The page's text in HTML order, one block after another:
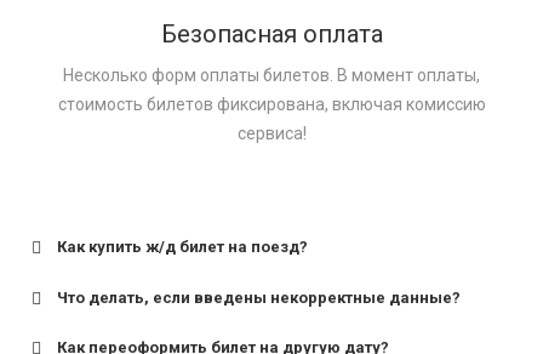
Безопасная оплата
Несколько форм оплаты билетов. В момент оплаты,
стоимость билетов фиксирована, включая комиссию
сервиса!
Как купить ж/д билет на поезд?
Что делать, если введены некорректные данные?
Как переоформить билет на другую дату?